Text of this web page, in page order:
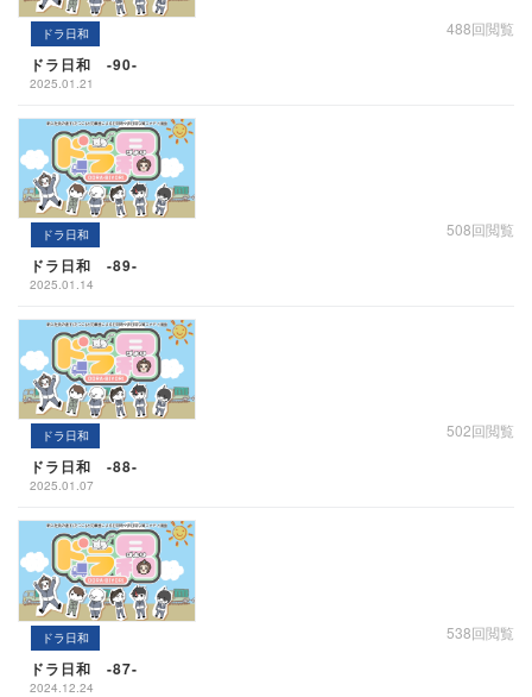
ドラ日和 488回閲覧
ドラ日和 -90-
2025.01.21
ドラ日和 508回閲覧
ドラ日和 -89-
2025.01.14
ドラ日和 502回閲覧
ドラ日和 -88-
2025.01.07
ドラ日和 538回閲覧
ドラ日和 -87-
2024.12.24